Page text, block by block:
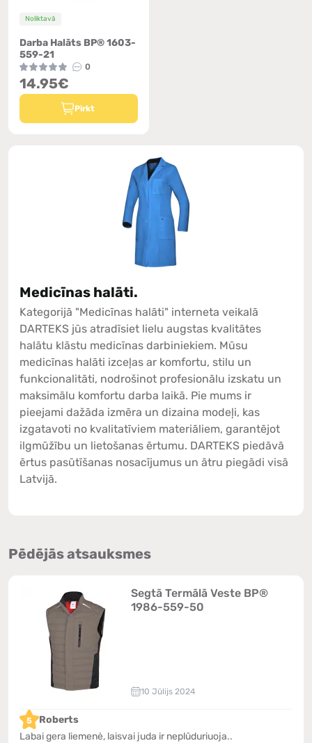
Noliktavā
Darba Halāts BP® 1603-
559-21
0
14.95€
Pirkt
Medicīnas halāti.
Kategorijā "Medicīnas halāti" interneta veikalā
DARTEKS jūs atradīsiet lielu augstas kvalitātes
halātu klāstu medicīnas darbiniekiem. Mūsu
medicīnas halāti izceļas ar komfortu, stilu un
funkcionalitāti, nodrošinot profesionālu izskatu un
maksimālu komfortu darba laikā. Pie mums ir
pieejami dažāda izmēra un dizaina modeļi, kas
izgatavoti no kvalitatīviem materiāliem, garantējot
ilgmūžību un lietošanas ērtumu. DARTEKS piedāvā
ērtus pasūtīšanas nosacījumus un ātru piegādi visā
Latvijā.
Pēdējās atsauksmes
Segtā Termālā Veste BP®
1986-559-50
10 Jūlijs 2024
5
Roberts
Labai gera liemenė, laisvai juda ir neplūduriuoja..